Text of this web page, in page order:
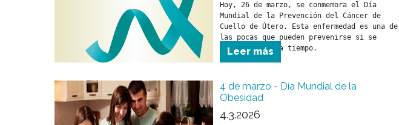
Hoy, 26 de marzo, se conmemora el Día
Mundial de la Prevención del Cáncer de
Cuello de Útero. Esta enfermedad es una de
las pocas que pueden prevenirse si se
toman medidas a tiempo.
Leer más
4 de marzo - Día Mundial de la
Obesidad
4.3.2026